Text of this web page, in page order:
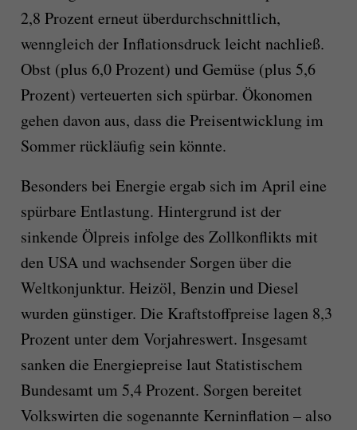
2,8 Prozent erneut überdurchschnittlich,
wenngleich der Inflationsdruck leicht nachließ.
Obst (plus 6,0 Prozent) und Gemüse (plus 5,6
Prozent) verteuerten sich spürbar. Ökonomen
gehen davon aus, dass die Preisentwicklung im
Sommer rückläufig sein könnte.
Besonders bei Energie ergab sich im April eine
spürbare Entlastung. Hintergrund ist der
sinkende Ölpreis infolge des Zollkonflikts mit
den USA und wachsender Sorgen über die
Weltkonjunktur. Heizöl, Benzin und Diesel
wurden günstiger. Die Kraftstoffpreise lagen 8,3
Prozent unter dem Vorjahreswert. Insgesamt
sanken die Energiepreise laut Statistischem
Bundesamt um 5,4 Prozent. Sorgen bereitet
Volkswirten die sogenannte Kerninflation – also